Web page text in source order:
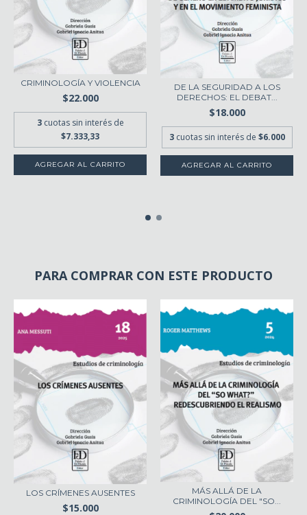
CRIMINOLOGÍA Y VIOLENCIA
$22.000
3 cuotas sin interés de
$7.333,33
DE LA SEGURIDAD A LOS
DERECHOS: EL DEBAT...
$18.000
3 cuotas sin interés de $6.000
PARA COMPRAR CON ESTE PRODUCTO
LOS CRÍMENES AUSENTES
$15.000
MÁS ALLÁ DE LA
CRIMINOLOGÍA DEL "SO...